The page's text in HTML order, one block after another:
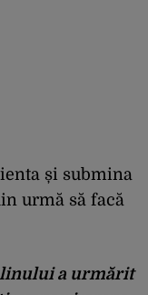
și submina
urmă să facă
a urmărit